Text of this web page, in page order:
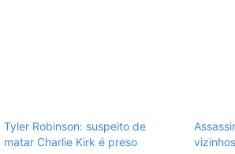
Tyler Robinson: suspeito de
matar Charlie Kirk é preso